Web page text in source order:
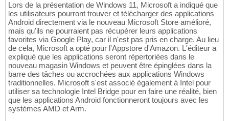
Lors de la présentation de Windows 11, Microsoft a indiqué que
les utilisateurs pourront trouver et télécharger des applications
Android directement via le nouveau Microsoft Store amélioré,
mais qu'ils ne pourraient pas récupérer leurs applications
favorites via Google Play, car il n'est pas pris en charge. Au lieu
de cela, Microsoft a opté pour l'Appstore d'Amazon. L'éditeur a
expliqué que les applications seront répertoriées dans le
nouveau magasin Windows et peuvent être épinglées dans la
barre des tâches ou accrochées aux applications Windows
traditionnelles. Microsoft s'est associé également à Intel pour
utiliser sa technologie Intel Bridge pour en faire une réalité, bien
que les applications Android fonctionneront toujours avec les
systèmes AMD et Arm.